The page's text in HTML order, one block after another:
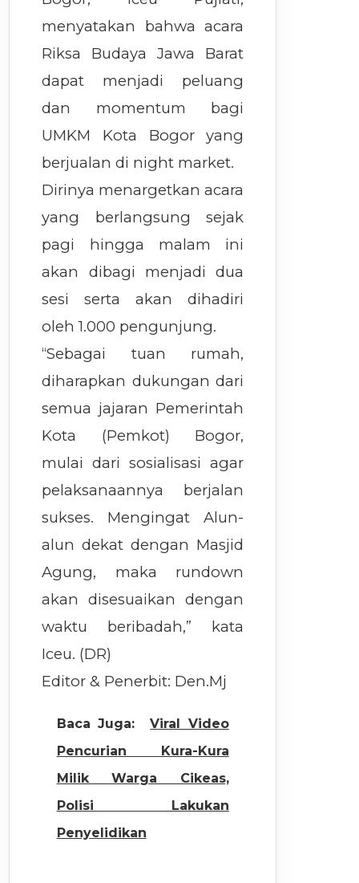
menyatakan bahwa acara
Riksa Budaya Jawa Barat
dapat menjadi peluang
dan momentum bagi
UMKM Kota Bogor yang
berjualan di night market.
Dirinya menargetkan acara
yang berlangsung sejak
pagi hingga malam ini
akan dibagi menjadi dua
sesi serta akan dihadiri
oleh 1.000 pengunjung.
“Sebagai tuan rumah,
diharapkan dukungan dari
semua jajaran Pemerintah
Kota (Pemkot) Bogor,
mulai dari sosialisasi agar
pelaksanaannya berjalan
sukses. Mengingat Alun-
alun dekat dengan Masjid
Agung, maka rundown
akan disesuaikan dengan
waktu beribadah,” kata
Iceu. (DR)
Editor & Penerbit: Den.Mj
Baca Juga:
Viral Video
Pencurian Kura-Kura
Milik Warga Cikeas,
Polisi Lakukan
Penyelidikan